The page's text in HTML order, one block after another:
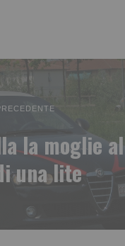
la moglie al
una lite